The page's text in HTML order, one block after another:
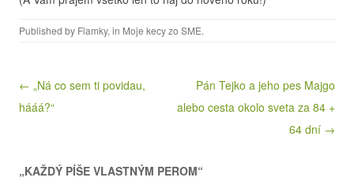
Published by Flamky, in Moje kecy zo SME.
Post navigation
← „Ná co sem ti povidau,
hááá?“
Pán Tejko a jeho pes Majgo
alebo cesta okolo sveta za 84 +
64 dní →
„KAŽDÝ PÍŠE VLASTNÝM PEROM“